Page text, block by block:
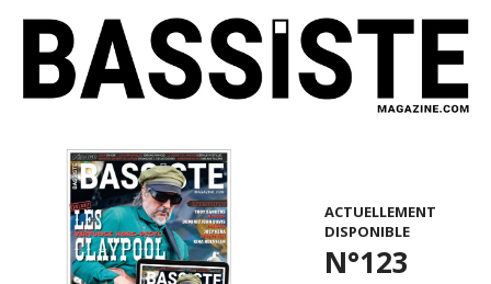
ACTUELLEMENT
DISPONIBLE
N°123